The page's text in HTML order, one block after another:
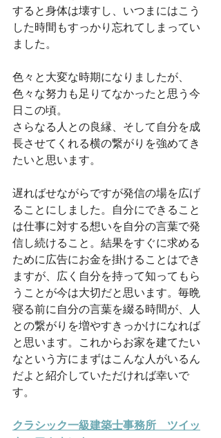
すると身体は壊すし、いつまにはこう
した時間もすっかり忘れてしまってい
ました。
色々と大変な時期になりましたが、
色々な努力も足りてなかったと思う今
日この頃。
さらなる人との良縁、そして自分を成
長させてくれる横の繋がりを強めてき
たいと思います。
遅ればせながらですが発信の場を広げ
ることにしました。自分にできること
は仕事に対する想いを自分の言葉で発
信し続けること。結果をすぐに求める
ために広告にお金を掛けることはでき
ますが、広く自分を持って知ってもら
うことが今は大切だと思います。毎晩
寝る前に自分の言葉を綴る時間が、人
との繋がりを増やすきっかけになれば
と思います。これからお家を建てたい
なという方にまずはこんな人がいるん
だよと紹介していただければ幸いで
す。
クラシック一級建築士事務所　ツイッ